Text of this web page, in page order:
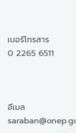
เบอร์โทรสาร
0 2265 6511
อีเมล